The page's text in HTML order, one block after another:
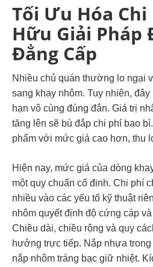
Tối Ưu Hóa Chi
Hữu Giải Pháp
Đẳng Cấp
Nhiều chủ quán thường lo ngại
sang khay nhôm. Tuy nhiên,
hạn vô cùng đúng đắn. Giá trị
tăng lên sẽ bù đắp chi phí bao
phẩm với mức giá cao hơn, thu
Hiện nay, mức giá của dòng
một quy chuẩn cố định. Chi phí
nhiều vào các yếu tố kỹ thuật
nhôm quyết định độ cứng cáp
Chiều dài, chiều rộng và quy
hưởng trực tiếp. Nắp nhựa
nắp nhôm tráng bạc giữ nhiệt.